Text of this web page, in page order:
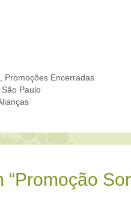
Promoções Encerradas
Paulo
“Promoção